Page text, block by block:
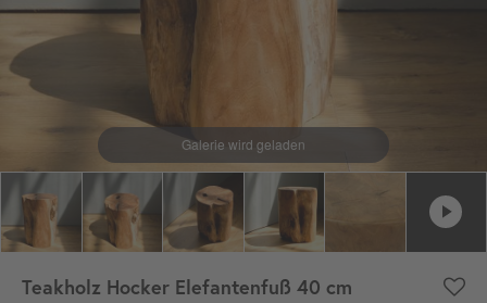
Teakholz Hocker Elefantenfuß 40 cm